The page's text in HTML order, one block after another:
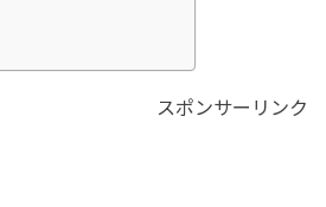
スポンサーリンク